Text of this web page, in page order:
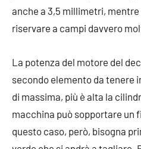
anche a 3,5 millimetri,
riservare a campi davvero
La potenza del motore del
secondo elemento da tenere
di massima, più è alta la
macchina può sopportare un
questo caso, però, bisogna